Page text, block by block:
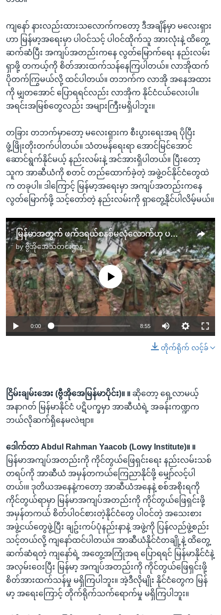
ကျနော် နားလည်းထားသလောက်ကတော့ ဒီအချိန်မှာ မလေးရှား
ဟာ မြန်မာ့အရေးမှာ ပါဝင်သင့် ပါဝင်ထိုက်သူ အားလုံးနဲ့ ထိတွေ့
ဆက်ဆံပြီး အကျပ်အတည်းကနေ လွတ်မြောက်ရေး နည်းလမ်း
ရှာဖို့ တကယ့်ကို စိတ်အားထက်သန်နေကြပါတယ်။ လာအိုထက်
ပိုတက်ကြွမယ်လို့ ထင်ပါတယ်။ တဘက်က လာအို အနေအထား
ကို မျှတအောင် ပြောရရင်လည်း လာအိုက နိုင်ငံငယ်လေးပါ။
အရင်းအမြစ်တွေလည်း အများကြီးမရှိပါဘူး။
တခြား တဘက်မှာတော့ မလေးရှားက စီးပွားရေးအရ ပိုပြီး
ဖွံ့ဖြိုးတိုးတက်ပါတယ်။ သံတမန်ရေးရာ အောင်မြင်အောင်
ဆောင်ရွက်နိုင်မယ့် နည်းလမ်းနဲ့ အင်အားရှိပါတယ်။ ပြီးတော့
သူက အာဆီယံကို စတင် တည်ထောက်ခဲ့တဲ့ အဖွဲ့ဝင်နိုင်ငံတွေထဲ
က တခုပါ။ ဒါကြောင့် မြန်မာ့အရေးမှာ အကျပ်အတည်းကနေ
လွတ်မြောက်ဖို့ သင့်တော်တဲ့ နည်းလမ်းကို ရှာတွေ့နိုင်ပါလိမ့်မယ်။
မြန်မာအတွက် ဖက်ဒရယ်စနစ်မလုံလောက်ဟု ပညာရှင်သုံးသပ် “မေးမြန်းခန်း”
byဗွီအိုအေသတင်းဌာန
No media source currently available
0:00 8:55
တိုက်ရိုက် လင့်ခ်
ငြိမ်းချမ်းအေး (ဗွီအိုအေမြန်မာပိုင်း)။ ။ ဆိုတော့ ရှေ့လာမယ့်
အနာဂတ် မြန်မာနိုင်ငံ ပဋိပက္ခမှာ အာဆီယံရဲ့ အခန်းကဏ္ဍက
ဘယ်လိုဆက်ရှိနေမလဲဗျာ။
ဒေါက်တာ Abdul Rahman Yaacob (Lowy Institute)။ ။
မြန်မာအကျပ်အတည်းကို ကိုင်တွယ်ဖြေရှင်းရေး နည်းလမ်းသစ်
တရပ်ကို အာဆီယံ အမှန်တကယ်ကြေညာနိုင်ဖို့ မျှော်လင့်ပါ
တယ်၊။ ဒုတိယအနေနဲ့ကတော့ အာဆီယံအနေနဲ့ စစ်အစိုးရကို
ကိုင်တွယ်ရာမှာ မြန်မာအကျပ်အတည်းကို ကိုင်တွယ်ဖြေရှင်းဖို့
အမှန်တကယ် စိတ်ပါဝင်စားတဲ့နိုင်ငံတွေ ပါဝင်တဲ့ အသေးစား
အဖွဲ့ငယ်တွေဖွဲ့ပြီး ချဥ်းကပ်ပုံနည်းနာနဲ့ အဖွဲ့ကို ပြန်လည်ဖွဲ့စည်း
သင့်တယ်လို့ ကျနော်ထင်ပါတယ်။ အာဆီယံနိုင်ငံတချို့နဲ့ ထိတွေ့
ဆက်ဆံရတဲ့ ကျနော်ရဲ့ အတွေ့အကြုံအရ ပြောရရင် မြန်မာနိုင်ငံနဲ့
အလှမ်းဝေးပြီး မြန်မာ့ အကျပ်အတည်းကို ကိုင်တွယ်ဖြေရှင်းဖို့
စိတ်အားထက်သန်မှု မရှိကြပါဘူး။ အဲ့ဒီလိုမျိုး နိုင်ငံတွေက မြန်
မာ့ အရေးကြောင့် တိုက်ရိုက်သက်ရောက်မှု မရှိကြပါဘူး။